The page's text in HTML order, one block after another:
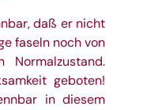
daß er nicht
faseln noch von
geboten!
in diesem